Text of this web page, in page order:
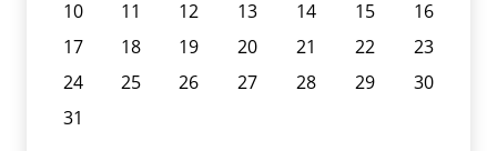
10
11 12 13 14 15
16
17
18 19 20 21 22
23
24
25 26 27 28 29
30
31